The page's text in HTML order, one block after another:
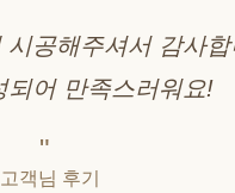
시공해주셔서 감사
되어 만족스러워요!
"
객님 후기